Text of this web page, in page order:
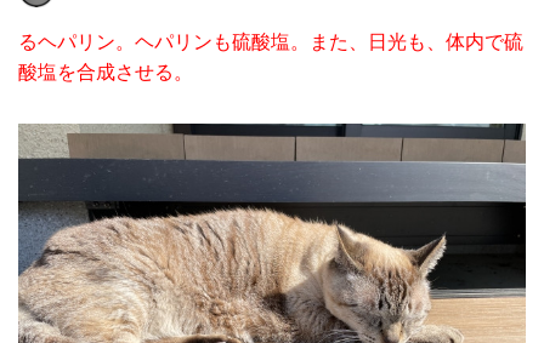
るヘパリン。ヘパリンも硫酸塩。また、日光も、体内で硫
酸塩を合成させる。